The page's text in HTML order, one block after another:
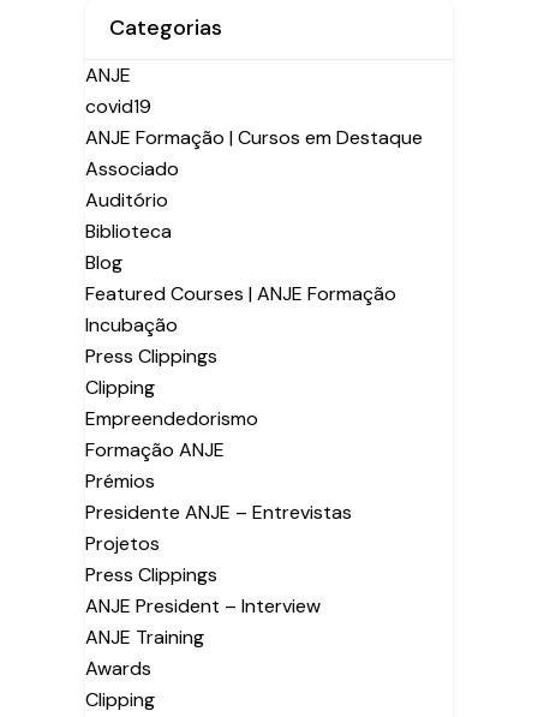
Categorias
ANJE
covid19
ANJE Formação | Cursos em Destaque
Associado
Auditório
Biblioteca
Blog
Featured Courses | ANJE Formação
Incubação
Press Clippings
Clipping
Empreendedorismo
Formação ANJE
Prémios
Presidente ANJE – Entrevistas
Projetos
Press Clippings
ANJE President – Interview
ANJE Training
Awards
Clipping